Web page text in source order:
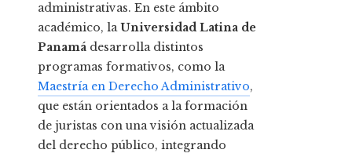
administrativas. En este ámbito
académico, laUniversidad Latina de
Panamá desarrolla distintos
programas formativos, como la
Maestría en Derecho Administrativo,
que están orientados a la formación
de juristas con una visión actualizada
del derecho público, integrando